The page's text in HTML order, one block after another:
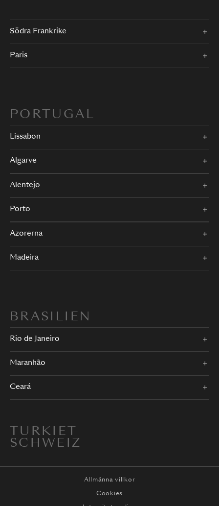
Södra Frankrike
Paris
PORTUGAL
Lissabon
Algarve
Alentejo
Porto
Azorerna
Madeira
BRASILIEN
Rio de Janeiro
Maranhão
Ceará
TURKIET
SCHWEIZ
Allmänna villkor
Cookies